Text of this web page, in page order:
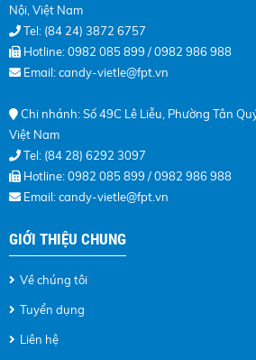
Nội, Việt Nam
Tel: (84 24) 3872 6757
Hotline: 0982 085 899 / 0982 986 988
Email: candy-vietle@fpt.vn
Chi nhánh: Số 49C Lê Liễu, Phường Tân
Việt Nam
Tel: (84 28) 6292 3097
Hotline: 0982 085 899 /0982 986 988
Email:candy-vietle@fpt.vn
GIỚI THIỆU CHUNG
Về chúng tôi
Tuyển dụng
Liên hệ